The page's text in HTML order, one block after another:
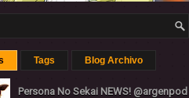
Tags Blog Archivo
Persona No Sekai NEWS! @argenpod